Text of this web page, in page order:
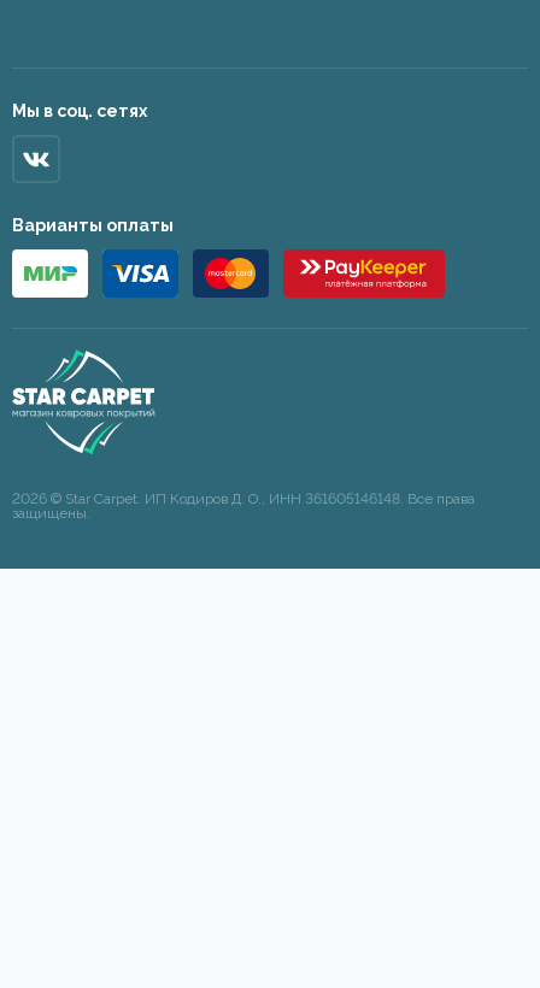
Мы в соц. сетях
Варианты оплаты
2026 © Star Carpet. ИП Кодиров Д. О., ИНН 361605146148. Все права
защищены.